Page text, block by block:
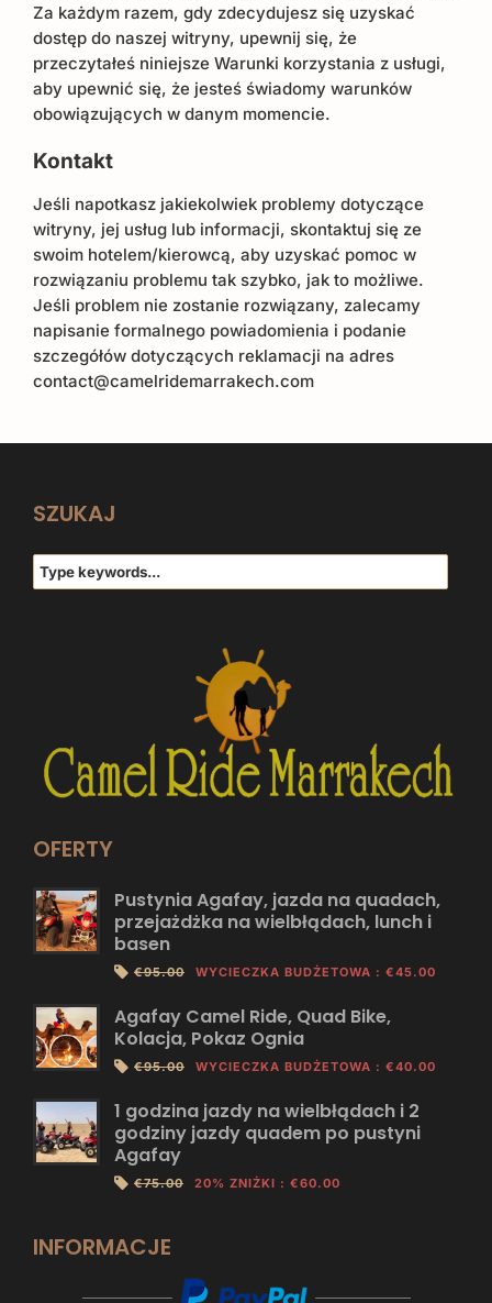
Za każdym razem, gdy zdecydujesz się uzyskać
dostęp do naszej witryny, upewnij się, że
przeczytałeś niniejsze Warunki korzystania z usługi,
aby upewnić się, że jesteś świadomy warunków
obowiązujących w danym momencie.
Kontakt
Jeśli napotkasz jakiekolwiek problemy dotyczące
witryny, jej usług lub informacji, skontaktuj się ze
swoim hotelem/kierowcą, aby uzyskać pomoc w
rozwiązaniu problemu tak szybko, jak to możliwe.
Jeśli problem nie zostanie rozwiązany, zalecamy
napisanie formalnego powiadomienia i podanie
szczegółów dotyczących reklamacji na adres
contact@camelridemarrakech.com
SZUKAJ
OFERTY
Pustynia Agafay, jazda na quadach,
przejażdżka na wielbłądach, lunch i
basen
€95.00 WYCIECZKA BUDŻETOWA : €45.00
Agafay Camel Ride, Quad Bike,
Kolacja, Pokaz Ognia
€95.00 WYCIECZKA BUDŻETOWA : €40.00
1 godzina jazdy na wielbłądach i 2
godziny jazdy quadem po pustyni
Agafay
€75.00 20% ZNIŻKI : €60.00
INFORMACJE